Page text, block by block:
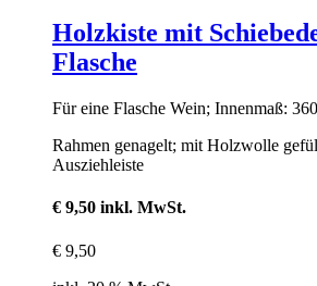
Holzkiste mit
Flasche
Für eine Flasche Wein; Innenmaß:
Rahmen genagelt; mit Holzwolle
Ausziehleiste
€ 9,50 inkl. MwSt.
€ 9,50